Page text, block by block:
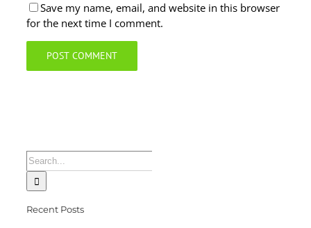
Save my name, email, and website in this browser
for the next time I comment.
Search
for:
Recent Posts